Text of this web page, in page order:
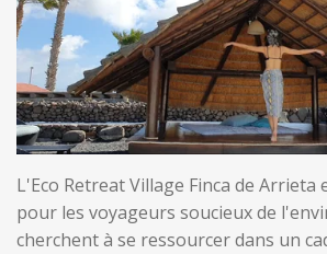
L'Eco Retreat Village Finca de Arrieta
pour les voyageurs soucieux de
cherchent à se ressourcer dans un